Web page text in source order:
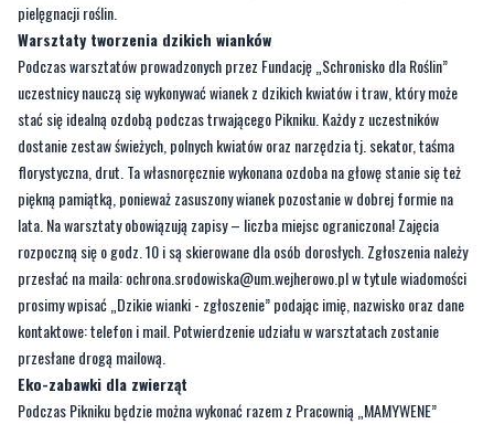
pielęgnacji roślin.
Warsztaty tworzenia dzikich wianków
Podczas warsztatów prowadzonych przez Fundację „Schronisko dla Roślin”
uczestnicy nauczą się wykonywać wianek z dzikich kwiatów i traw, który może
stać się idealną ozdobą podczas trwającego Pikniku. Każdy z uczestników
dostanie zestaw świeżych, polnych kwiatów oraz narzędzia tj. sekator, taśma
florystyczna, drut. Ta własnoręcznie wykonana ozdoba na głowę stanie się też
piękną pamiątką, ponieważ zasuszony wianek pozostanie w dobrej formie na
lata. Na warsztaty obowiązują zapisy – liczba miejsc ograniczona! Zajęcia
rozpoczną się o godz. 10 i są skierowane dla osób dorosłych. Zgłoszenia należy
przesłać na maila:ochrona.srodowiska@um.wejherowo.plw tytule wiadomości
prosimy wpisać „Dzikie wianki - zgłoszenie” podając imię, nazwisko oraz dane
kontaktowe: telefon i mail. Potwierdzenie udziału w warsztatach zostanie
przesłane drogą mailową.
Eko-zabawki dla zwierząt
Podczas Pikniku będzie można wykonać razem z Pracownią „MAMYWENE”